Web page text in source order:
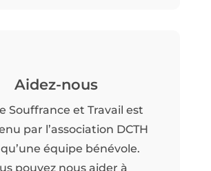
Aidez-nous
Souffrance et Travail est
par l’association DCTH
équipe bénévole.
pouvez nous aider à